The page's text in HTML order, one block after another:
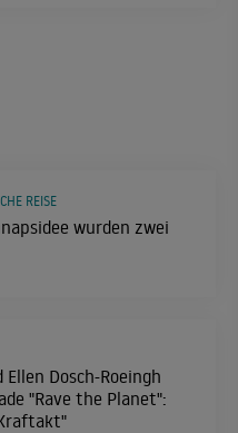
wurden zwei
REISE
Dosch-Roeingh
"Rave the Planet":